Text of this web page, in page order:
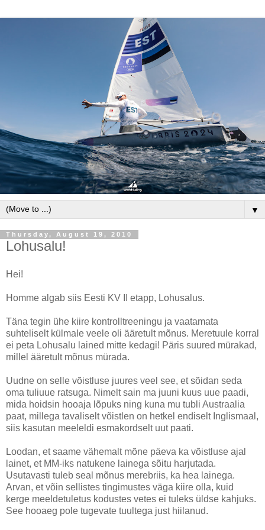
▼
Thursday, August 19, 2010
Lohusalu!
Hei!
Homme algab siis Eesti KV II etapp, Lohusalus.
Täna tegin ühe kiire kontrolltreeningu ja vaatamata
suhteliselt külmale veele oli ääretult mõnus. Meretuule korral
ei peta Lohusalu lained mitte kedagi! Päris suured mürakad,
millel ääretult mõnus mürada.
Uudne on selle võistluse juures veel see, et sõidan seda
oma tuliuue ratsuga. Nimelt sain ma juuni kuus uue paadi,
mida hoidsin hooaja lõpuks ning kuna mu tubli Austraalia
paat, millega tavaliselt võistlen on hetkel endiselt Inglismaal,
siis kasutan meeleldi esmakordselt uut paati.
Loodan, et saame vähemalt mõne päeva ka võistluse ajal
lainet, et MM-iks natukene lainega sõitu harjutada.
Usutavasti tuleb seal mõnus merebriis, ka hea lainega.
Arvan, et võin sellistes tingimustes väga kiire olla, kuid
kerge meeldetuletus kodustes vetes ei tuleks üldse kahjuks.
See hooaeg pole tugevate tuultega just hiilanud.